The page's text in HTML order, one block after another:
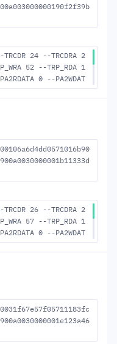
24 --TRCDRA 2
52 --TRP_RDA 1
0 --PA2WDAT
TCRCWL 7 --TFAW32
RP 45 --WRPLUSRP 5
26 --TRCDRA 2
57 --TRP_RDA 1
0 --PA2WDAT
TCRCWL 7 --TFAW32
RP 48 --WRPLUSRP 5